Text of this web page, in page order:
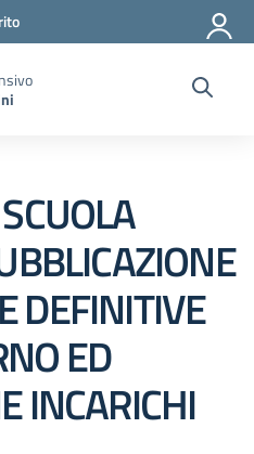
DEFINITIVE
ED
INCARICHI